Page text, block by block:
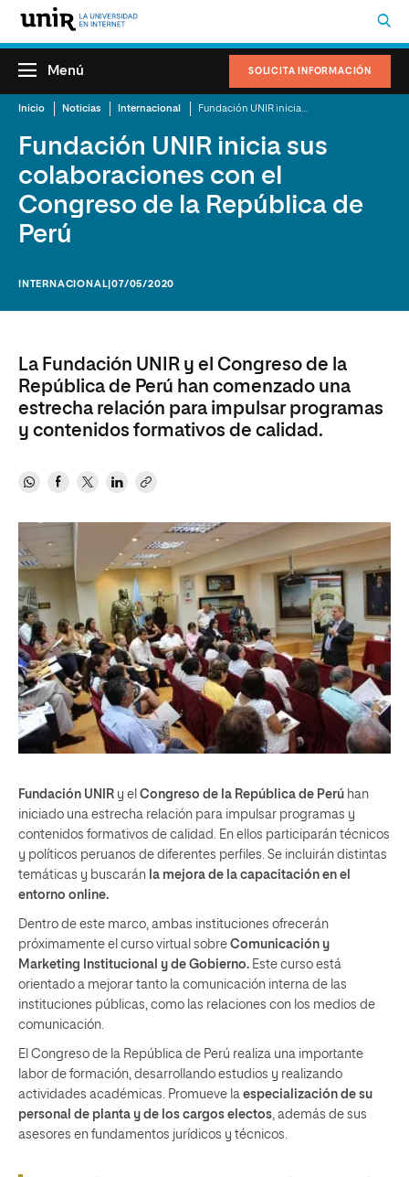
SOLICITA INFORMACIÓN
Menú
Inicio Noticias Internacional
Fundación UNIR inicia sus
colaboraciones con el
Congreso de la República de
Perú
INTERNACIONAL |07/05/2020
La Fundación UNIR y el Congreso de la
República de Perú han comenzado una
estrecha relación para impulsar programas
y contenidos formativos de calidad.
Fundación UNIR y el Congreso de la República de Perú han
iniciado una estrecha relación para impulsar programas y
contenidos formativos de calidad. En ellos participarán técnicos
y políticos peruanos de diferentes perfiles. Se incluirán distintas
temáticas y buscarán la mejora de la capacitación en el
entorno online.
Dentro de este marco, ambas instituciones ofrecerán
próximamente el curso virtual sobre Comunicación y
Marketing Institucional y de Gobierno. Este curso está
orientado a mejorar tanto la comunicación interna de las
instituciones públicas, como las relaciones con los medios de
comunicación.
El Congreso de la República de Perú realiza una importante
labor de formación, desarrollando estudios y realizando
actividades académicas. Promueve la especialización de su
personal de planta y de los cargos electos, además de sus
asesores en fundamentos jurídicos y técnicos.